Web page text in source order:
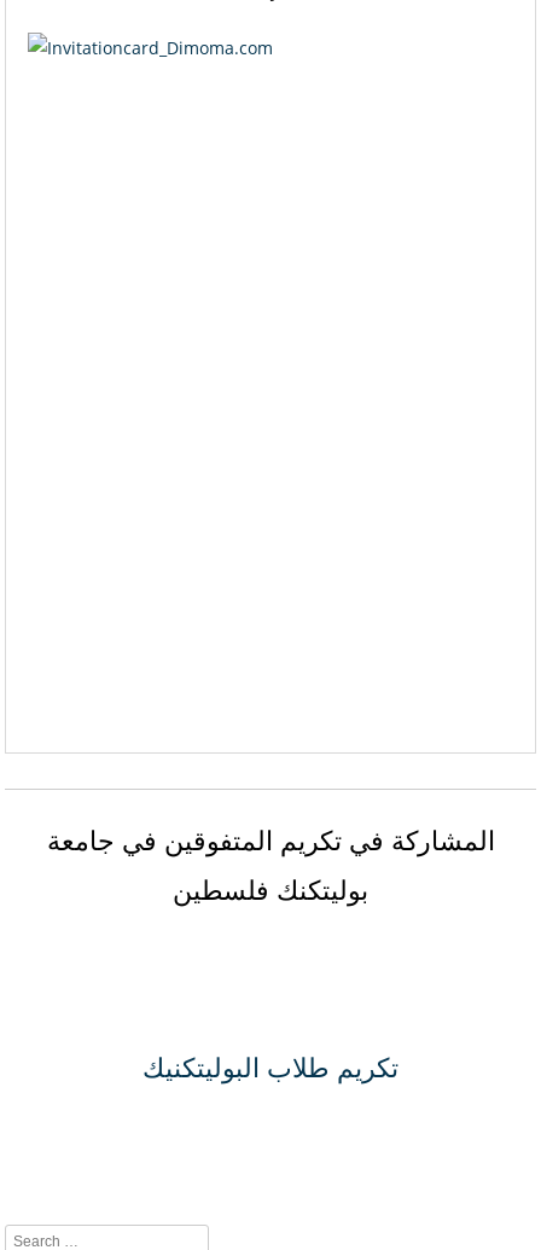
المشاركة في تكريم المتفوقين في جامعة
بوليتكنك فلسطين
تكريم طلاب البوليتكنيك
Search